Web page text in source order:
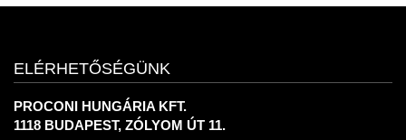
ELÉRHETŐSÉGÜNK
PROCONI HUNGÁRIA KFT.
1118 BUDAPEST, ZÓLYOM ÚT 11.